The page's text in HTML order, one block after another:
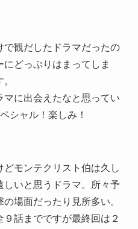
で観だしたドラマだったの
どっぷりはまってしま
に出会えたなと思ってい
シャル！楽しみ！
モンテクリスト伯は久し
いと思うドラマ。所々予
場面だったり見所多い。
話までですが最終回は２